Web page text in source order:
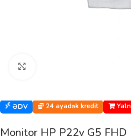
ƏDV 24 ayadək kredit
Monitor HP P22v G5